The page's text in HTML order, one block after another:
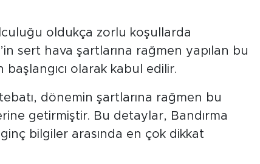
oldukça zorlu koşullarda
sert hava şartlarına rağmen yapılan bu
olarak kabul edilir.
dönemin şartlarına rağmen bu
getirmiştir. Bu detaylar, Bandırma
bilgiler arasında en çok dikkat